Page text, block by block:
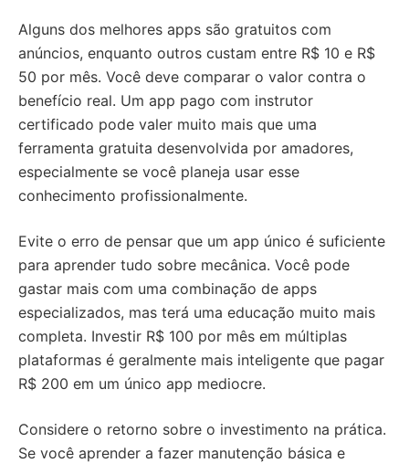
Alguns dos melhores apps são gratuitos com
anúncios, enquanto outros custam entre R$ 10 e R$
50 por mês. Você deve comparar o valor contra o
benefício real. Um app pago com instrutor
certificado pode valer muito mais que uma
ferramenta gratuita desenvolvida por amadores,
especialmente se você planeja usar esse
conhecimento profissionalmente.
Evite o erro de pensar que um app único é suficiente
para aprender tudo sobre mecânica. Você pode
gastar mais com uma combinação de apps
especializados, mas terá uma educação muito mais
completa. Investir R$ 100 por mês em múltiplas
plataformas é geralmente mais inteligente que pagar
R$ 200 em um único app mediocre.
Considere o retorno sobre o investimento na prática.
Se você aprender a fazer manutenção básica e